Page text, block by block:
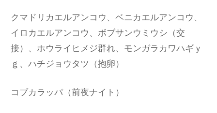
クマドリカエルアンコウ、ベニカエルアンコウ、
イロカエルアンコウ、ボブサンウミウシ（交
接）、ホウライヒメジ群れ、モンガラカワハギｙ
ｇ、ハチジョウタツ（抱卵）
コブカラッパ（前夜ナイト）